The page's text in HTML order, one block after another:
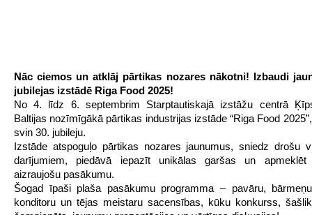
Nāc ciemos un atklāj pārtikas nozares nākotni! Izbaudi
jubilejas izstādē Riga Food 2025!
No 4. līdz 6. septembrim Starptautiskajā izstāžu centrā
Baltijas nozīmīgākā pārtikas industrijas izstāde “Riga Food
svin 30. jubileju.
Izstāde atspoguļo pārtikas nozares jaunumus, sniedz drošu
darījumiem, piedāvā iepazīt unikālas garšas un apmeklēt
aizraujošu pasākumu.
Šogad īpaši plaša pasākumu programma – pavāru,
konditoru un tējas meistaru sacensības, kūku konkurss,